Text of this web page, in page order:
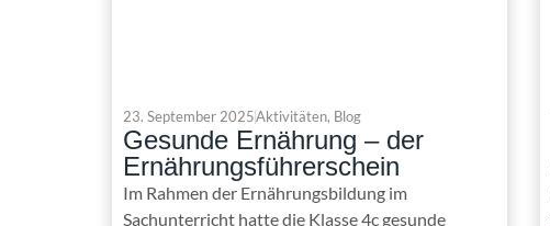
23. September 2025Aktivitäten, Blog
Gesunde Ernährung – der
Ernährungsführerschein
Im Rahmen der Ernährungsbildung im
Sachunterricht hatte die Klasse 4c gesunde